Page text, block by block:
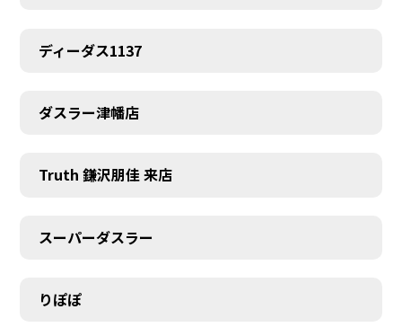
ディーダス1137
ダスラー津幡店
Truth 鎌沢朋佳 来店
スーパーダスラー
りぽぽ